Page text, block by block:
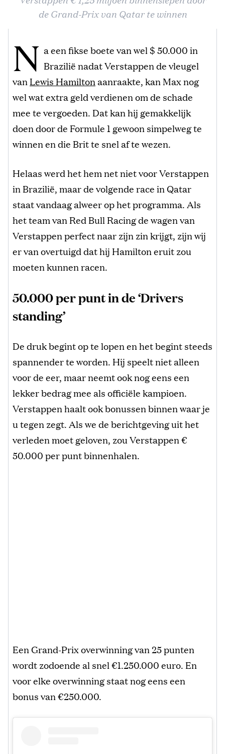
de Grand-Prix van Qatar te winnen
N a een fikse boete van wel $ 50.000 in
Brazilië nadat Verstappen de vleugel
van Lewis Hamiltonaanraakte, kan Max nog
wel wat extra geld verdienen om de schade
mee te vergoeden. Dat kan hij gemakkelijk
doen door de Formule 1 gewoon simpelweg te
winnen en die Brit te snel af te wezen.
Helaas werd het hem net niet voor Verstappen
in Brazilië, maar de volgende race in Qatar
staat vandaag alweer op het programma. Als
het team van Red Bull Racing de wagen van
Verstappen perfect naar zijn zin krijgt, zijn wij
er van overtuigd dat hij Hamilton eruit zou
moeten kunnen racen.
50.000 per punt in de ‘Drivers
standing’
De druk begint op te lopen en het begint steeds
spannender te worden. Hij speelt niet alleen
voor de eer, maar neemt ook nog eens een
lekker bedrag mee als officiële kampioen.
Verstappen haalt ook bonussen binnen waar je
u tegen zegt. Als we de berichtgeving uit het
verleden moet geloven, zou Verstappen €
50.000 per punt binnenhalen.
Een Grand-Prix overwinning van 25 punten
wordt zodoende al snel €1.250.000 euro. En
voor elke overwinning staat nog eens een
bonus van €250.000.